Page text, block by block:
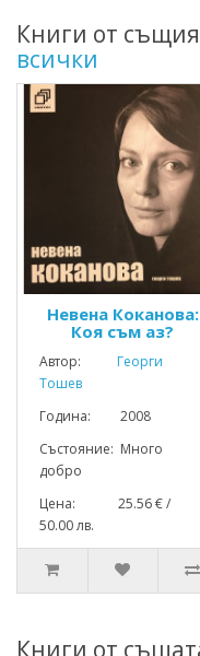
Книги от
всички
Невена Коканова:
Коя съм аз?
Автор:
Георги
Тошев
Година: 2008
Състояние: Много
добро
Цена: 25.56 € /
50.00 лв.
Книги от